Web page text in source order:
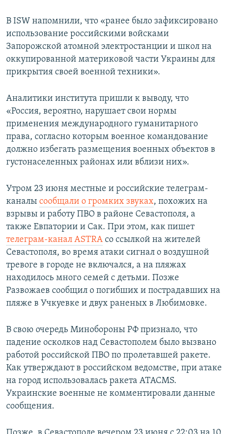
В ISW напомнили, что «ранее было зафиксировано
использование российскими войсками
Запорожской атомной электростанции и школ на
оккупированной материковой части Украины для
прикрытия своей военной техники».
Аналитики института пришли к выводу, что
«Россия, вероятно, нарушает свои нормы
применения международного гуманитарного
права, согласно которым военное командование
должно избегать размещения военных объектов в
густонаселенных районах или вблизи них».
Утром 23 июня местные и российские телеграм-
каналы сообщали о громких звуках, похожих на
взрывы и работу ПВО в районе Севастополя, а
также Евпатории и Сак. При этом, как пишет
телеграм-канал ASTRA со ссылкой на жителей
Севастополя, во время атаки сигнал о воздушной
тревоге в городе не включался, а на пляжах
находилось много семей с детьми. Позже
Развожаев сообщил о погибших и пострадавших на
пляже в Учкуевке и двух раненых в Любимовке.
В свою очередь Минобороны РФ признало, что
падение осколков над Севастополем было вызвано
работой российской ПВО по пролетавшей ракете.
Как утверждают в российском ведомстве, при атаке
на город использовалась ракета ATACMS.
Украинские военные не комментировали данные
сообщения.